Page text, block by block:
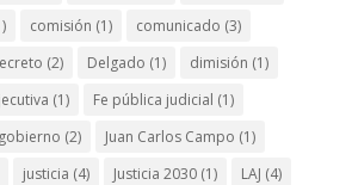
comisión (1) comunicado (3)
(2) Delgado (1) dimisión (1)
(1) Fe pública judicial (1)
gobierno (2) Juan Carlos Campo (1)
justicia (4) Justicia 2030(1) LAJ (4)